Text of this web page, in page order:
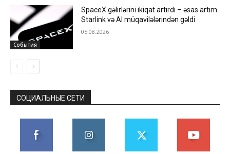
События
SpaceX gəlirlərini ikiqat artırdı – əsas artım
Starlink və AI müqavilələrindən gəldi
05.08.2026
СОЦИАЛЬНЫЕ СЕТИ